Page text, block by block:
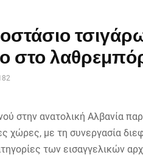
στο
στην ανατολική Αλβανία
χώρες, με τη συνεργασία
των εισαγγελικών